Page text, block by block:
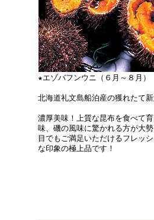
★エゾバフンウニ（６月～８月）
北海道礼文島船泊産の獲れたて
濃厚美味！上質な昆布を食べて
味、磯の風味に驚かれる方が大
目でもご満足いただけるフレッ
な印象の極上品です！